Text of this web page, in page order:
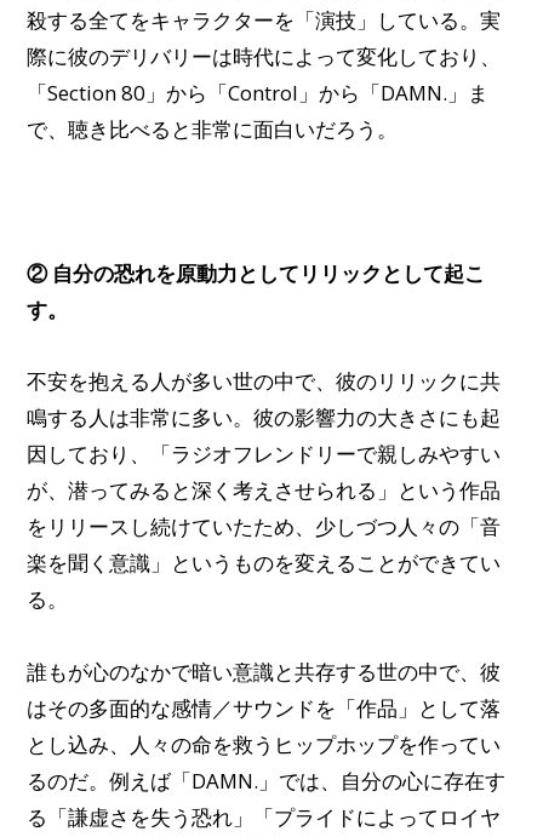
殺する全てをキャラクターを「演技」している。実
際に彼のデリバリーは時代によって変化しており、
「Section 80」から「Control」から「DAMN.」ま
で、聴き比べると非常に面白いだろう。
② 自分の恐れを原動力としてリリックとして起こ
す。
不安を抱える人が多い世の中で、彼のリリックに共
鳴する人は非常に多い。彼の影響力の大きさにも起
因しており、
「ラジオフレンドリーで親しみやすい
が、潜ってみると深く考えさせられる」という作品
をリリースし続けていたため、少しづつ人々の「音
楽を聞く意識」というものを変えることができてい
る。
誰もが心のなかで暗い意識と共存する世の中で、彼
はその多面的な感情／サウンドを「作品」として落
とし込み、人々の命を救うヒップホップを作ってい
るのだ。例えば「DAMN.」では、自分の心に存在す
る「謙虚さを失う恐れ」「プライドによってロイヤ